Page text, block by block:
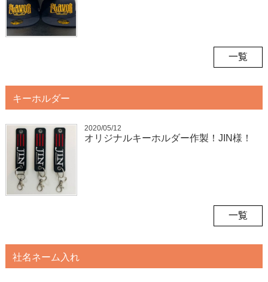
一覧
キーホルダー
2020/05/12
オリジナルキーホルダー作製！JIN様！
一覧
社名ネーム入れ